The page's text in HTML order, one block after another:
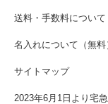
送料・手数料について
名入れについて（無料
サイトマップ
2023年6月1日より宅